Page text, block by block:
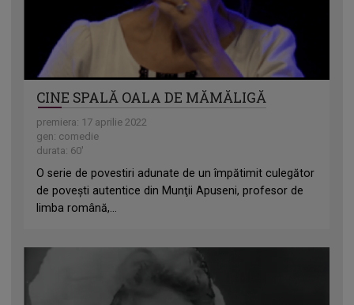
CINE SPALĂ OALA DE MĂMĂLIGĂ
premiera: 17 aprilie 2022
gen: comedie
durata: 60'
O serie de povestiri adunate de un împătimit culegător
de poveşti autentice din Munţii Apuseni, profesor de
limba română,...